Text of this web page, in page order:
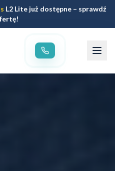
L2 Lite już dostępne – sprawdź